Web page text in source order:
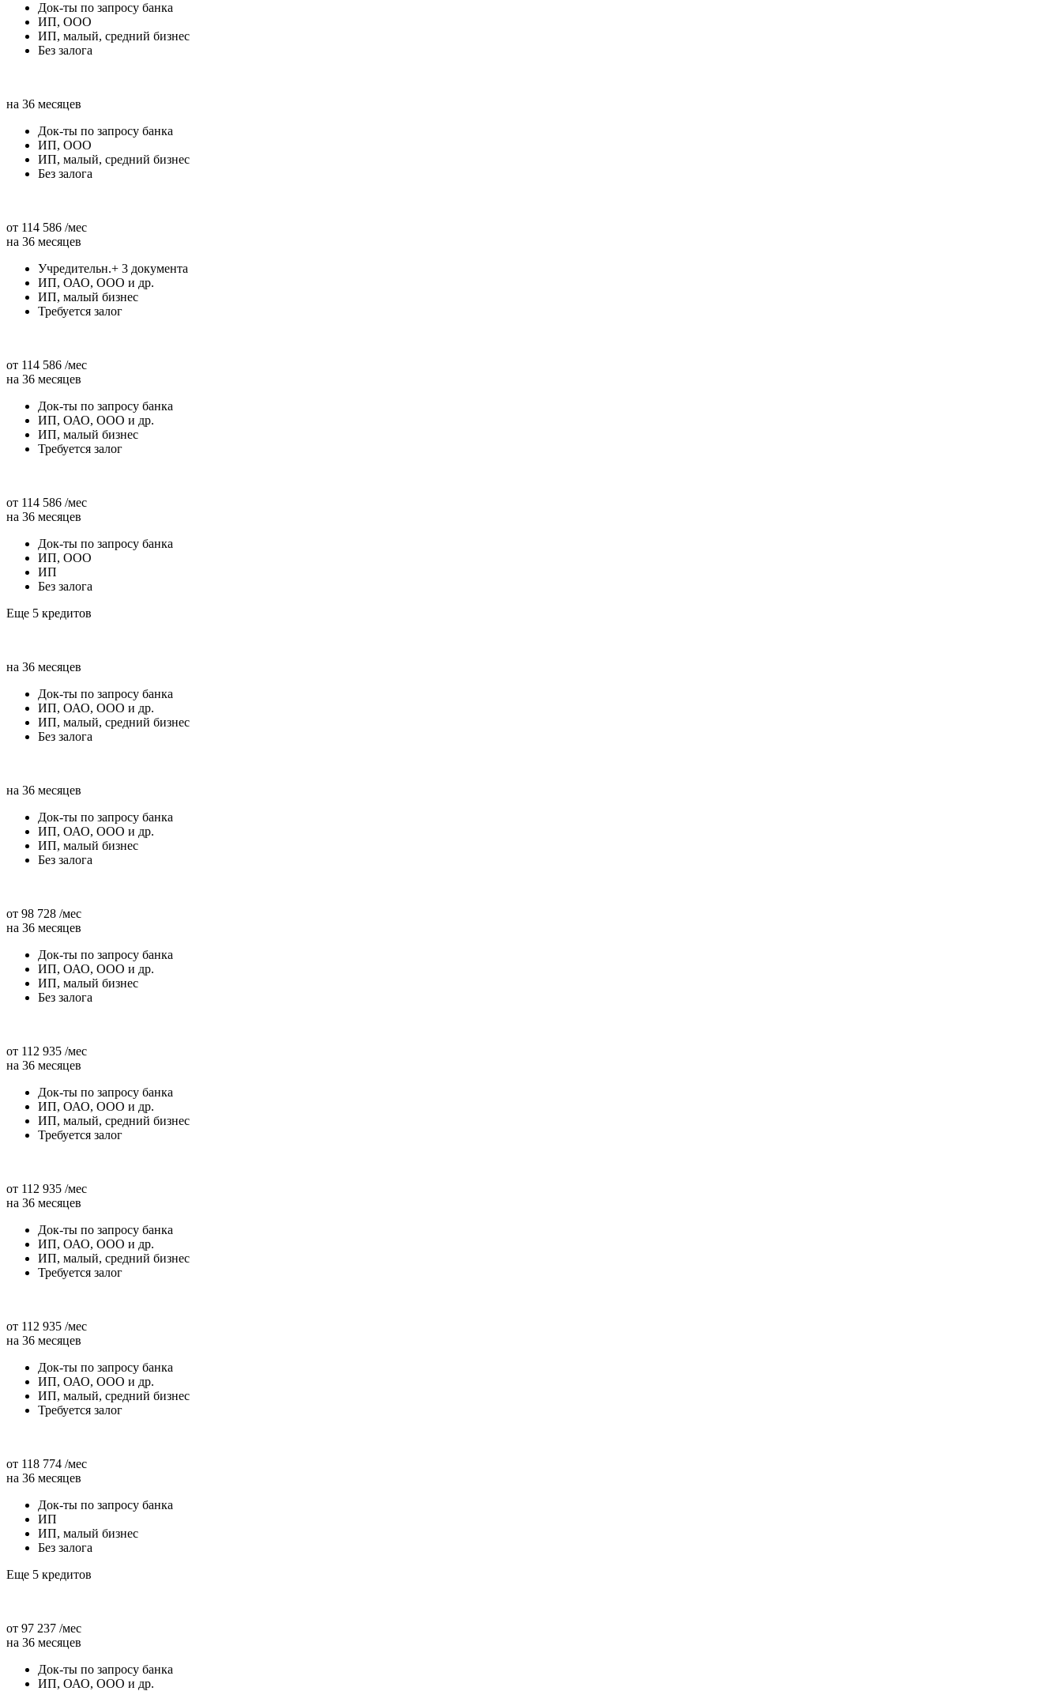
Док-ты по запросу банка
ИП, ООО
ИП, малый, средний бизнес
Без залога
на 36 месяцев
Док-ты по запросу банка
ИП, ООО
ИП, малый, средний бизнес
Без залога
от 114 586 /мес
на 36 месяцев
Учредительн.+ 3 документа
ИП, ОАО, ООО и др.
ИП, малый бизнес
Требуется залог
от 114 586 /мес
на 36 месяцев
Док-ты по запросу банка
ИП, ОАО, ООО и др.
ИП, малый бизнес
Требуется залог
от 114 586 /мес
на 36 месяцев
Док-ты по запросу банка
ИП, ООО
ИП
Без залога
Еще 5 кредитов
на 36 месяцев
Док-ты по запросу банка
ИП, ОАО, ООО и др.
ИП, малый, средний бизнес
Без залога
на 36 месяцев
Док-ты по запросу банка
ИП, ОАО, ООО и др.
ИП, малый бизнес
Без залога
от 98 728 /мес
на 36 месяцев
Док-ты по запросу банка
ИП, ОАО, ООО и др.
ИП, малый бизнес
Без залога
от 112 935 /мес
на 36 месяцев
Док-ты по запросу банка
ИП, ОАО, ООО и др.
ИП, малый, средний бизнес
Требуется залог
от 112 935 /мес
на 36 месяцев
Док-ты по запросу банка
ИП, ОАО, ООО и др.
ИП, малый, средний бизнес
Требуется залог
от 112 935 /мес
на 36 месяцев
Док-ты по запросу банка
ИП, ОАО, ООО и др.
ИП, малый, средний бизнес
Требуется залог
от 118 774 /мес
на 36 месяцев
Док-ты по запросу банка
ИП
ИП, малый бизнес
Без залога
Еще 5 кредитов
от 97 237 /мес
на 36 месяцев
Док-ты по запросу банка
ИП, ОАО, ООО и др.